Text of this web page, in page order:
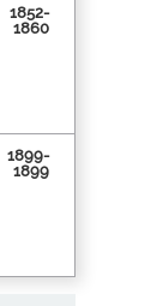
1852-
1860
1899-
1899